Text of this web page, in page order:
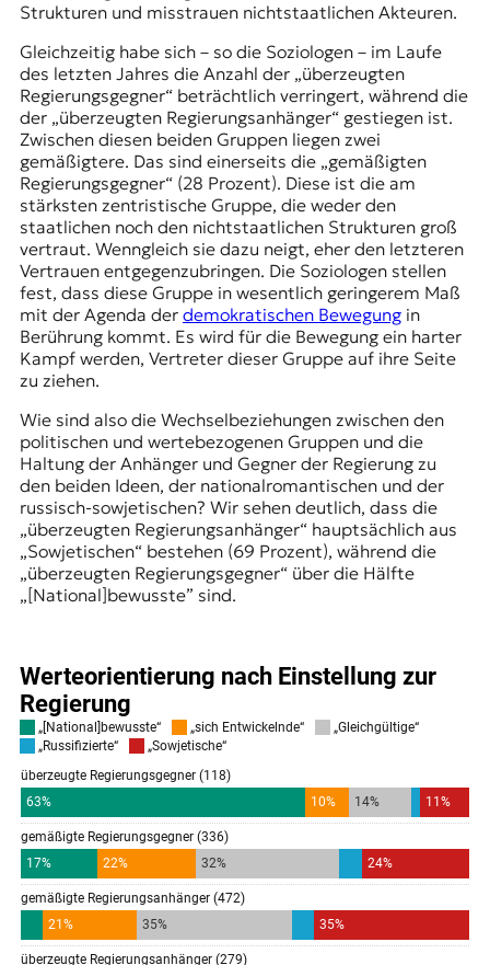
Strukturen und misstrauen nichtstaatlichen Akteuren.
Gleichzeitig habe sich – so die Soziologen – im Laufe
des letzten Jahres die Anzahl der „überzeugten
Regierungsgegner“ beträchtlich verringert, während die
der „überzeugten Regierungsanhänger“ gestiegen ist.
Zwischen diesen beiden Gruppen liegen zwei
gemäßigtere. Das sind einerseits die „gemäßigten
Regierungsgegner“ (28 Prozent). Diese ist die am
stärksten zentristische Gruppe, die weder den
staatlichen noch den nichtstaatlichen Strukturen groß
vertraut. Wenngleich sie dazu neigt, eher den letzteren
Vertrauen entgegenzubringen. Die Soziologen stellen
fest, dass diese Gruppe in wesentlich geringerem Maß
mit der Agenda der demokratischen Bewegungin
Berührung kommt. Es wird für die Bewegung ein harter
Kampf werden, Vertreter dieser Gruppe auf ihre Seite
zu ziehen.
Wie sind also die Wechselbeziehungen zwischen den
politischen und wertebezogenen Gruppen und die
Haltung der Anhänger und Gegner der Regierung zu
den beiden Ideen, der nationalromantischen und der
russisch-sowjetischen? Wir sehen deutlich, dass die
„überzeugten Regierungsanhänger“ hauptsächlich aus
„Sowjetischen“ bestehen (69 Prozent), während die
„überzeugten Regierungsgegner“ über die Hälfte
„[National]bewusste” sind.